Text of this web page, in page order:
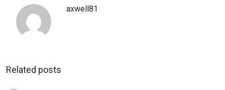
axwell81
Related posts